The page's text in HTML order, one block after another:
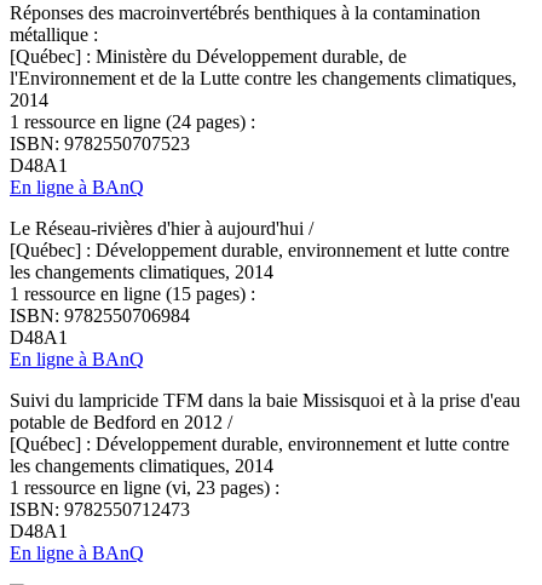
Réponses des macroinvertébrés benthiques à la contamination
métallique :
[Québec] : Ministère du Développement durable, de
l'Environnement et de la Lutte contre les changements climatiques,
2014
1 ressource en ligne (24 pages) :
ISBN: 9782550707523
D48A1
En ligne à BAnQ
Le Réseau-rivières d'hier à aujourd'hui /
[Québec] : Développement durable, environnement et lutte contre
les changements climatiques, 2014
1 ressource en ligne (15 pages) :
ISBN: 9782550706984
D48A1
En ligne à BAnQ
Suivi du lampricide TFM dans la baie Missisquoi et à la prise d'eau
potable de Bedford en 2012 /
[Québec] : Développement durable, environnement et lutte contre
les changements climatiques, 2014
1 ressource en ligne (vi, 23 pages) :
ISBN: 9782550712473
D48A1
En ligne à BAnQ